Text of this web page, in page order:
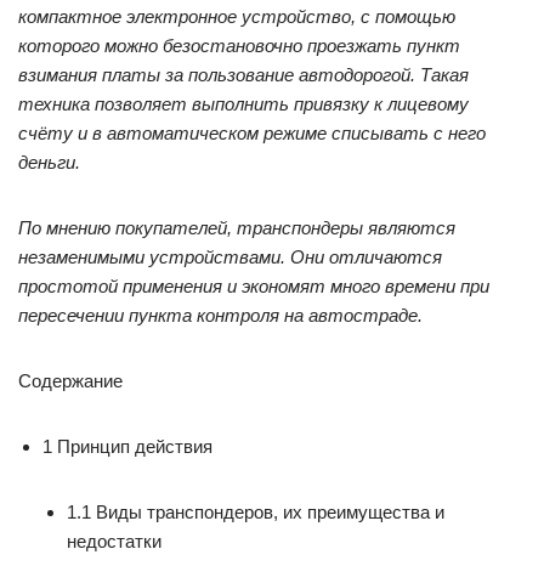
компактное электронное устройство, с помощью
которого можно безостановочно проезжать пункт
взимания платы за пользование автодорогой. Такая
техника позволяет выполнить привязку к лицевому
счёту и в автоматическом режиме списывать с него
деньги.
По мнению покупателей, транспондеры являются
незаменимыми устройствами. Они отличаются
простотой применения и экономят много времени при
пересечении пункта контроля на автостраде.
Содержание
1 Принцип действия
1.1 Виды транспондеров, их преимущества и
недостатки